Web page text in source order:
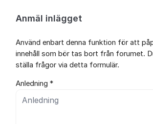
Anmäl inlägget
Använd enbart denna funktion för att
innehåll som bör tas bort från forumet.
ställa frågor via detta formulär.
Anledning *